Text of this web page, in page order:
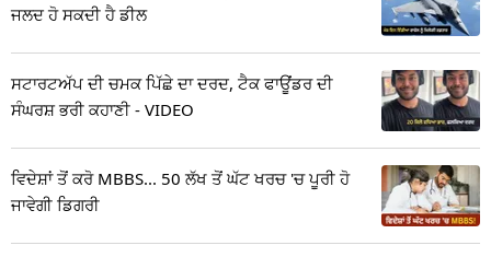
ਜਲਦ ਹੋ ਸਕਦੀ ਹੈ ਡੀਲ
ਸਟਾਰਟਅੱਪ ਦੀ ਚਮਕ ਪਿੱਛੇ ਦਾ ਦਰਦ, ਟੈਕ ਫਾਊਂਡਰ ਦੀ
ਸੰਘਰਸ਼ ਭਰੀ ਕਹਾਣੀ - VIDEO
ਵਿਦੇਸ਼ਾਂ ਤੋਂ ਕਰੋ MBBS... 50 ਲੱਖ ਤੋਂ ਘੱਟ ਖਰਚ 'ਚ ਪੂਰੀ ਹੋ
ਜਾਵੇਗੀ ਡਿਗਰੀ